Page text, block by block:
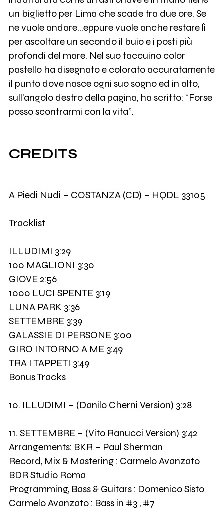
un biglietto per Lima che scade tra due ore. Se
ne vuole andare…eppure vuole anche restare lì
per ascoltare un secondo il buio e i posti più
profondi del mare. Nel suo taccuino color
pastello ha disegnato e colorato accuratamente
il punto dove nasce ogni suo sogno ed in alto,
sull’angolo destro della pagina, ha scritto: “Forse
posso scontrarmi con la vita”.
CREDITS
A Piedi Nudi – COSTANZA(CD) – HQDL 33105
Tracklist
ILLUDIMI 3:29
100 MAGLIONI 3:30
GIOVE2:56
1000 LUCI SPENTE3:19
LUNA PARK3:36
SETTEMBRE3:39
GALASSIE DI PERSONE3:00
GIRO INTORNO A ME3:49
TRA I TAPPETI 3:49
Bonus Tracks
10. ILLUDIMI – (Danilo Cherni Version) 3:28
11. SETTEMBRE– (Vito Ranucci Version) 3:42
Arrangements: BKR – Paul Sherman
Record, Mix & Mastering : Carmelo Avanzato
BDR Studio Roma
Programming, Bass & Guitars : Domenico Sisto
Carmelo Avanzato: Bass in #3 , #7